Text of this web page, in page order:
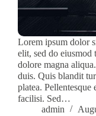
Lorem ipsum dolor
elit, sed do
dolore magna
duis. Quis blandit
platea.
facilisi. Sed…
admin